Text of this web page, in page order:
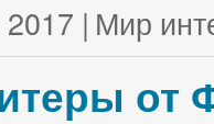
| Мир
от